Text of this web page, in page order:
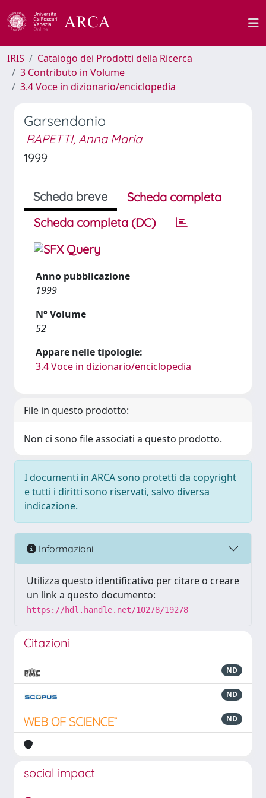
IRIS
Catalogo dei Prodotti della Ricerca
3 Contributo in Volume
3.4 Voce in dizionario/enciclopedia
Garsendonio
RAPETTI, Anna Maria
1999
Scheda breve
Scheda completa
Scheda completa (DC)
Anno pubblicazione
1999
N° Volume
52
Appare nelle tipologie:
3.4 Voce in dizionario/enciclopedia
File in questo prodotto:
Non ci sono file associati a questo prodotto.
I documenti in ARCA sono protetti da copyright
e tutti i diritti sono riservati, salvo diversa
indicazione.
Informazioni
Utilizza questo identificativo per citare o creare
un link a questo documento:
https://hdl.handle.net/10278/19278
Citazioni
ND
ND
ND
social impact